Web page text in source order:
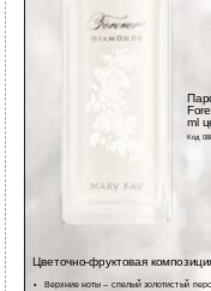
ml
Код
Цветочно-фруктовая
• Верхние ноты – спелый золотистый